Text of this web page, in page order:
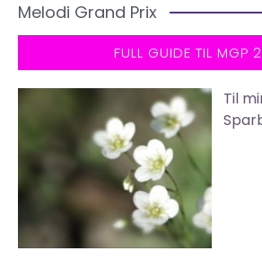
Melodi Grand Prix
FULL GUIDE TIL MGP
Til